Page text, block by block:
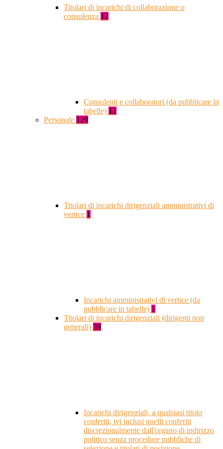
Titolari di incarichi di collaborazione o
consulenza 12
Consulenti e collaboratori (da pubblicare in
tabelle) 12
Personale 129
Titolari di incarichi dirigenziali amministrativi di
vertice 1
Incarichi amministrativi di vertice (da
pubblicare in tabelle) 1
Titolari di incarichi dirigenziali (dirigenti non
generali) 39
Incarichi dirigenziali, a qualsiasi titolo
conferiti, ivi inclusi quelli conferiti
discrezionalmente dall'organo di indirizzo
politico senza procedure pubbliche di